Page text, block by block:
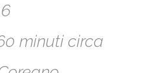
minuti circa